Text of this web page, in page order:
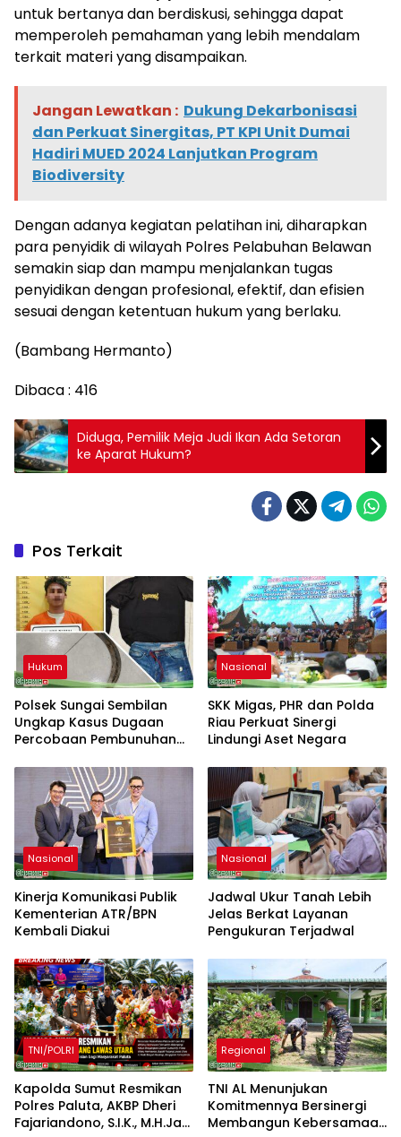
untuk bertanya dan berdiskusi, sehingga dapat
memperoleh pemahaman yang lebih mendalam
terkait materi yang disampaikan.
Jangan Lewatkan : Dukung Dekarbonisasi
dan Perkuat Sinergitas, PT KPI Unit Dumai
Hadiri MUED 2024 Lanjutkan Program
Biodiversity
Dengan adanya kegiatan pelatihan ini, diharapkan
para penyidik di wilayah Polres Pelabuhan Belawan
semakin siap dan mampu menjalankan tugas
penyidikan dengan profesional, efektif, dan efisien
sesuai dengan ketentuan hukum yang berlaku.
(Bambang Hermanto)
Dibaca : 416
Diduga, Pemilik Meja Judi Ikan Ada Setoran
ke Aparat Hukum?
Pos Terkait
Hukum
Polsek Sungai Sembilan
Ungkap Kasus Dugaan
Percobaan Pembunuhan
Nasional
SKK Migas, PHR dan Polda
Riau Perkuat Sinergi
Lindungi Aset Negara
Nasional
Kinerja Komunikasi Publik
Kementerian ATR/BPN
Kembali Diakui
Nasional
Jadwal Ukur Tanah Lebih
Jelas Berkat Layanan
Pengukuran Terjadwal
TNI/POLRI
Kapolda Sumut Resmikan
Polres Paluta, AKBP Dheri
Fajariandono, S.I.K., M.H.Jadi
Regional
TNI AL Menunjukan
Komitmennya Bersinergi
Membangun Kebersamaan